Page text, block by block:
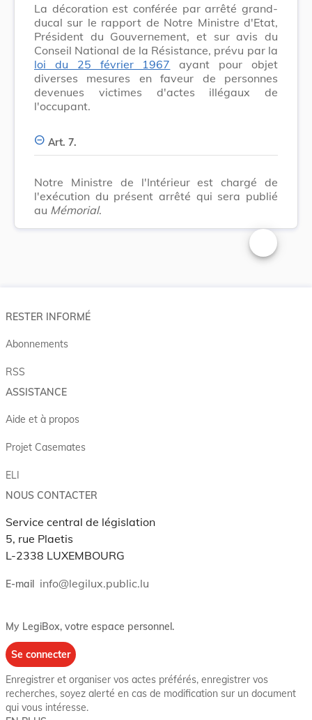
La décoration est conférée par arrêté grand-
ducal sur le rapport de Notre Ministre d'Etat,
Président du Gouvernement, et sur avis du
Conseil National de la Résistance, prévu par la
loi du 25 février 1967 ayant pour objet
diverses mesures en faveur de personnes
devenues victimes d'actes illégaux de
l'occupant.
Art. 7.
Notre Ministre de l'Intérieur est chargé de
l'exécution du présent arrêté qui sera publié
au Mémorial.
Changer la
RESTER INFORMÉ
Abonnements
RSS
ASSISTANCE
Aide et à propos
Projet Casemates
ELI
NOUS CONTACTER
Service central de législation
5, rue Plaetis
L-2338 LUXEMBOURG
E-mail info@legilux.public.lu
My LegiBox, votre espace personnel.
Se connecter
Enregistrer et organiser vos actes préférés, enregistrer vos
recherches, soyez alerté en cas de modification sur un document
qui vous intéresse.